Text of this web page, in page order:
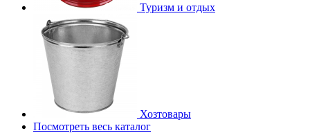
Туризм и отдых
Хозтовары
Посмотреть весь каталог